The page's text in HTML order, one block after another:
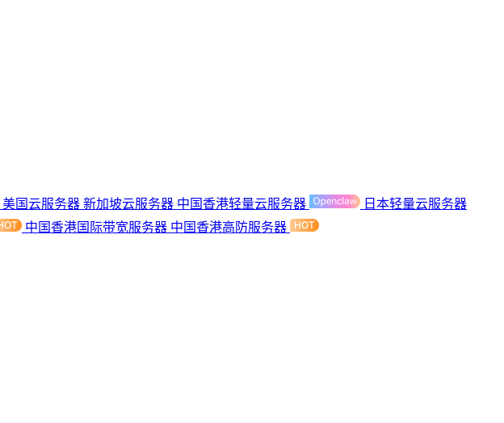
美国云服务器 新加坡云服务器 中国香港轻量云服务器
日本轻量云服务器
中国香港国际带宽服务器 中国香港高防服务器